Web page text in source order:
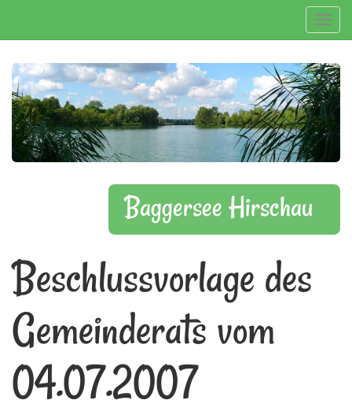
Baggersee Hirschau
Beschlussvorlage des
Gemeinderats vom
04.07.2007